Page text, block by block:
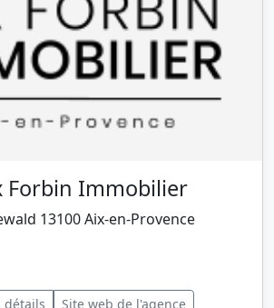
Forbin Immobilier
13100 Aix-en-Provence
détails Site web de l'agence